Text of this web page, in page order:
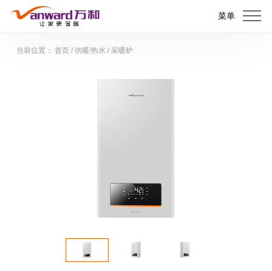
菜单
当前位置： 首页/ 供暖/热水 / 采暖炉